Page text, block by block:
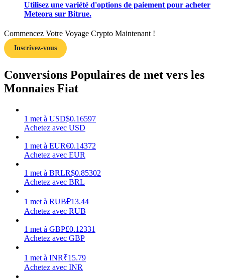
Apprenez à rester rentable
Gagner
Cochon de puissance
Utilisez une variété d'options de paiement pour acheter
Meteora sur Bitrue.
Commencez Votre Voyage Crypto Maintenant !
Inscrivez-vous
Conversions Populaires de met vers les
Monnaies Fiat
1 met à USD$0.16597
Achetez avec USD
1 met à EUR€0.14372
Achetez avec EUR
1 met à BRLR$0.85302
Achetez avec BRL
1 met à RUB₽13.44
Achetez avec RUB
1 met à GBP£0.12331
Achetez avec GBP
1 met à INR₹15.79
Achetez avec INR